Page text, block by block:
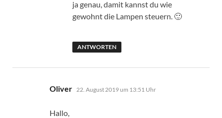
ja genau, damit kannst du wie
gewohnt die Lampen steuern. 🙂
ANTWORTEN
Oliver sagt:
22. August 2019 um 13:51 Uhr
Hallo,